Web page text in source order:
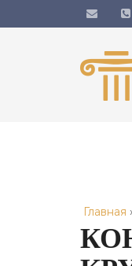
Главная ›